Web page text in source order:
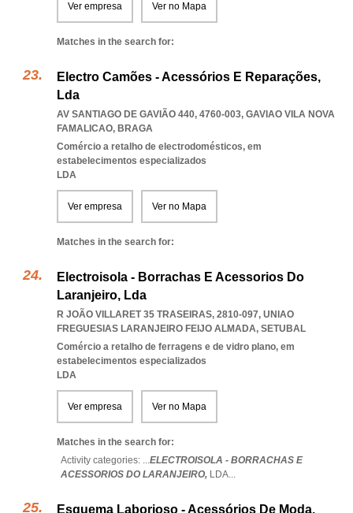
Ver empresa Ver no Mapa
Matches in the search for:
Electro Camões - Acessórios E Reparações,
Lda
AV SANTIAGO DE GAVIÃO 440, 4760-003, GAVIAO VILA NOVA
FAMALICAO, BRAGA
Comércio a retalho de electrodomésticos, em
estabelecimentos especializados
LDA
Ver empresa Ver no Mapa
Matches in the search for:
Electroisola - Borrachas E Acessorios Do
Laranjeiro, Lda
R JOÃO VILLARET 35 TRASEIRAS, 2810-097, UNIAO
FREGUESIAS LARANJEIRO FEIJO ALMADA, SETUBAL
Comércio a retalho de ferragens e de vidro plano, em
estabelecimentos especializados
LDA
Ver empresa Ver no Mapa
Matches in the search for:
Activity categories: ...ELECTROISOLA - BORRACHAS E
ACESSORIOS DO LARANJEIRO, LDA...
Esquema Laborioso - Acessórios De Moda,